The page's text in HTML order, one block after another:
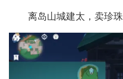
离岛山城建太，卖珍